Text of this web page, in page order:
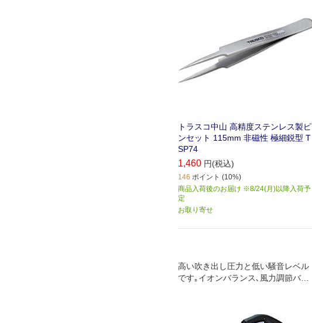
トラスコ中山 高精度ステンレス製ピ
ンセット 115mm 非磁性 極細鋭型 T
SP74
1,460 円(税込)
146 ポイント (10%)
商品入荷後のお届け ※8/24(月)以降入荷予
定
お取り寄せ
高い吹き出し圧力と低い騒音レベル
です｡イオンバランス､風力調節バル